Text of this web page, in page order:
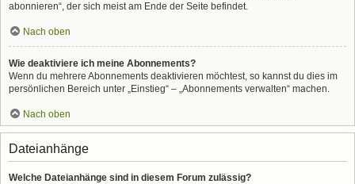
abonnieren“, der sich meist am Ende der Seite befindet.
Nach oben
Wie deaktiviere ich meine Abonnements?
Wenn du mehrere Abonnements deaktivieren möchtest, so kannst du dies im
persönlichen Bereich unter „Einstieg“ – „Abonnements verwalten“ machen.
Nach oben
Dateianhänge
Welche Dateianhänge sind in diesem Forum zulässig?